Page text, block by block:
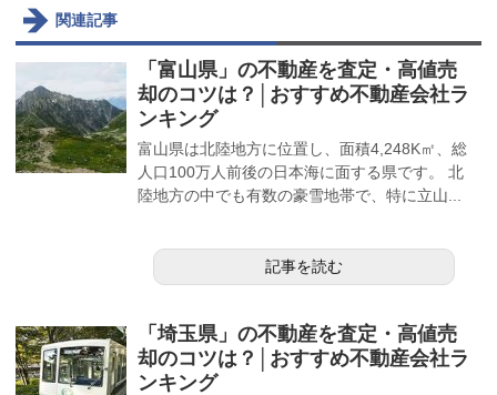
関連記事
「富山県」の不動産を査定・高値売
却のコツは？│おすすめ不動産会社ラ
ンキング
富山県は北陸地方に位置し、面積4,248K㎡、総
人口100万人前後の日本海に面する県です。 北
陸地方の中でも有数の豪雪地帯で、特に立山...
記事を読む
「埼玉県」の不動産を査定・高値売
却のコツは？│おすすめ不動産会社ラ
ンキング